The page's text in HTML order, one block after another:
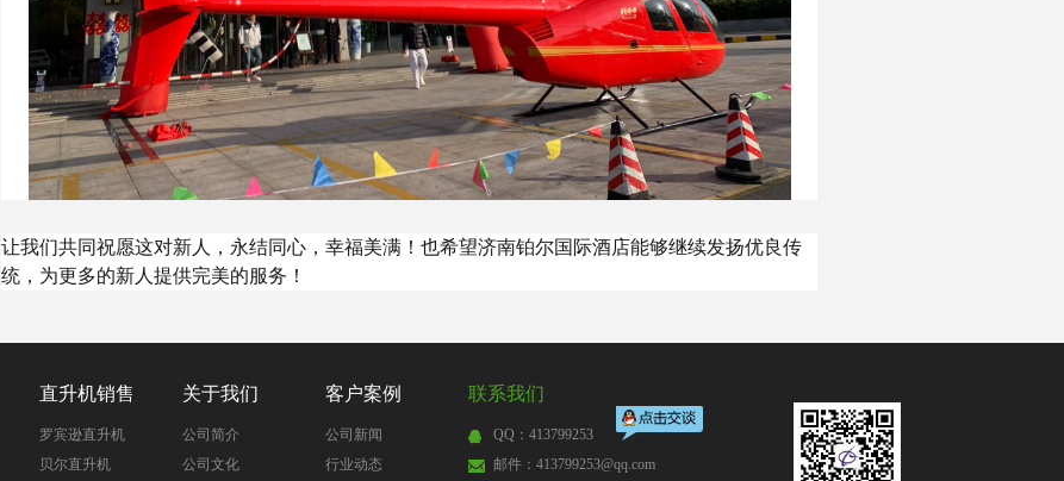
让我们共同祝愿这对新人，永结同心，幸福美满！也希望济南铂尔国际酒店能够继续发扬优良传
统，为更多的新人提供完美的服务！
直升机销售
罗宾逊直升机
贝尔直升机
关于我们
公司简介
公司文化
客户案例
公司新闻
行业动态
联系我们
QQ：413799253
邮件：413799253@qq.com